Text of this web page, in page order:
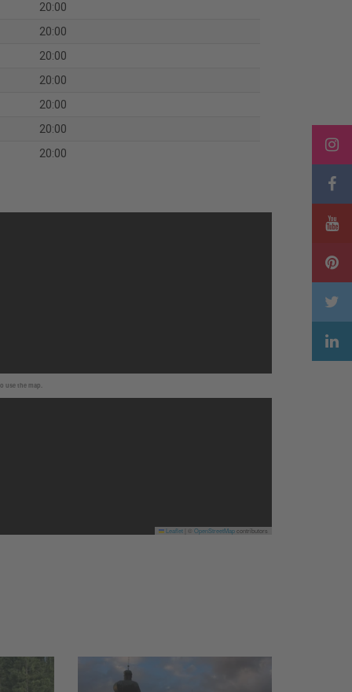
20:00
20:00
20:00
20:00
20:00
20:00
20:00
use the map.
Leaflet OpenStreetMapcontributors